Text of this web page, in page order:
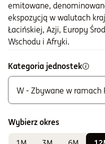
emitowane,
ekspozycją w walutach
Łacińskiej, Azji, Europy
Wschodu i Afryki.
Kategoria jednostek
W - Zbywane w ramach
K - Zbywane w ramach IKE i
Wybierz okres